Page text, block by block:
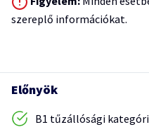
szereplő információkat.
Előnyök
B1 tűzállósági